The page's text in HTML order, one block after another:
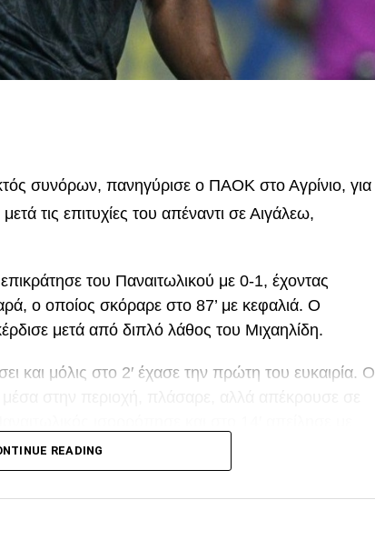
συνόρων, πανηγύρισε ο ΠΑΟΚ στο Αγρίνιο, για
μετά τις επιτυχίες του απέναντι σε Αιγάλεω,
του Παναιτωλικού με 0-1, έχοντας
ο οποίος σκόραρε στο 87’ με κεφαλιά. Ο
μετά από διπλό λάθος του Μιχαηλίδη.
και μόλις στο 2′ έχασε την πρώτη του ευκαιρία. Ο
που πέρασε δίπλα από το κάθετο δοκάρι!
READING